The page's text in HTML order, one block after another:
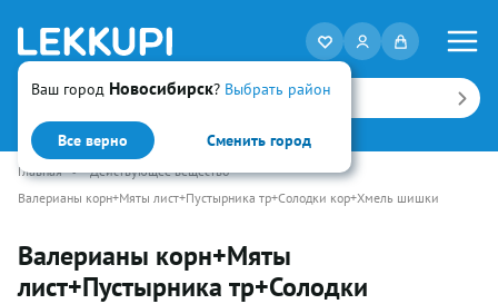
Ваш город Новосибирск? Выбрать район
Все верно Сменить город
Искать
Главная •
Действующее вещество
Валерианы корн+Мяты лист+Пустырника тр+Солодки кор+Хмель шишки
Валерианы корн+Мяты
лист+Пустырника тр+Солодки